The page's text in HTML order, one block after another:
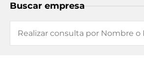
Buscar empresa